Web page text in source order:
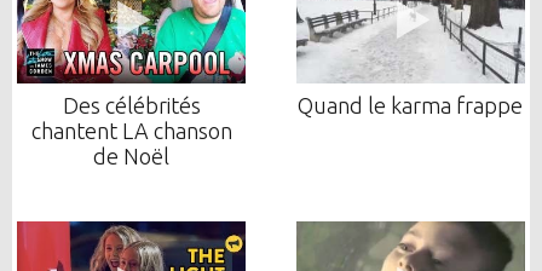
Des célébrités
chantent LA chanson
de Noël
Quand le karma frappe